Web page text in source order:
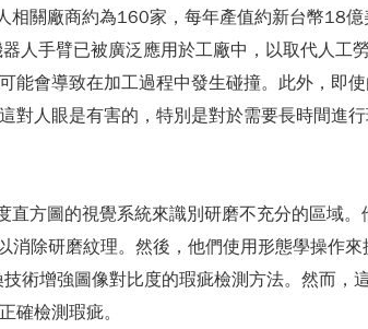
關廠商約為160家，每年產值約新台幣18
人手臂已被廣泛應用於工廠中，以取代人工
會導致在加工過程中發生碰撞。此外，即
人眼是有害的，特別是對於需要長時間進
方圖的視覺系統來識別研磨不充分的區域
除研磨紋理。然後，他們使用形態學操作
術增強圖像對比度的瑕疵檢測方法。然而，
確檢測瑕疵。